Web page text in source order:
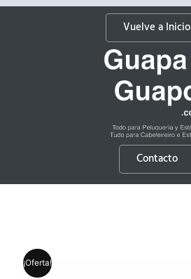
Vuelve a Inicio
Contacto
¡Oferta!